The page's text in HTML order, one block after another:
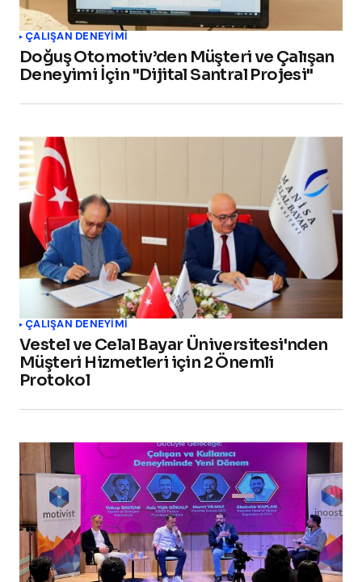
ÇALIŞAN DENEYIMI
Doğuş Otomotiv’den Müşteri ve Çalışan
Deneyimi İçin "Dijital Santral Projesi"
ÇALIŞAN DENEYIMI
Vestel ve Celal Bayar Üniversitesi'nden
Müşteri Hizmetleri için 2 Önemli
Protokol